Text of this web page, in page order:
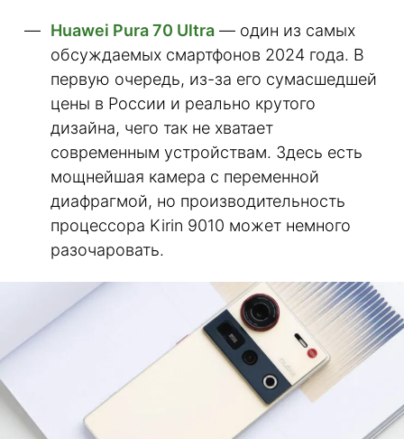
Huawei Pura 70 Ultra — один из самых
обсуждаемых смартфонов 2024 года. В
первую очередь, из-за его сумасшедшей
цены в России и реально крутого
дизайна, чего так не хватает
современным устройствам. Здесь есть
мощнейшая камера с переменной
диафрагмой, но производительность
процессора Kirin 9010 может немного
разочаровать.